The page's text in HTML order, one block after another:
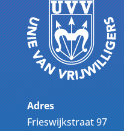
Adres
Frieswijkstraat 97